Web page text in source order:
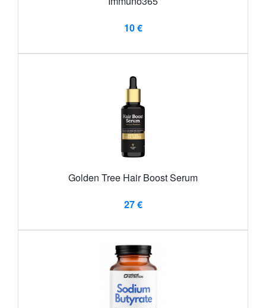
10 €
Golden Tree Hair Boost Serum
27 €